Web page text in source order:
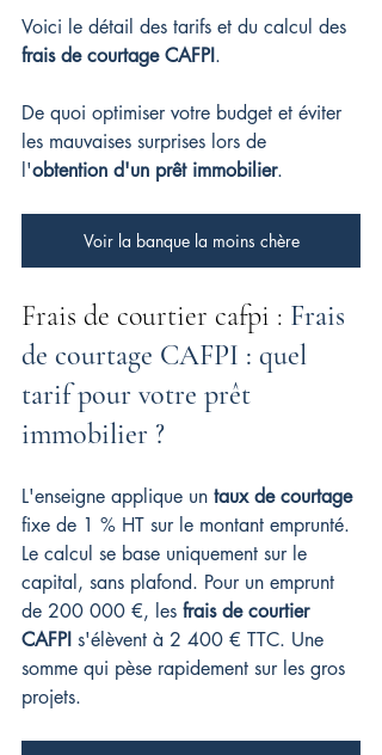
Voici le détail des tarifs et du calcul des
frais de courtage CAFPI.
De quoi optimiser votre budget et éviter
les mauvaises surprises lors de
l'obtention d'un prêt immobilier.
Voir la banque la moins chère
Frais de courtier cafpi : Frais
de courtage CAFPI : quel
tarif pour votre prêt
immobilier ?
L'enseigne applique un taux de courtage
fixe de 1 % HT sur le montant emprunté.
Le calcul se base uniquement sur le
capital, sans plafond. Pour un emprunt
de 200 000 €, les frais de courtier
CAFPI s'élèvent à 2 400 € TTC. Une
somme qui pèse rapidement sur les gros
projets.